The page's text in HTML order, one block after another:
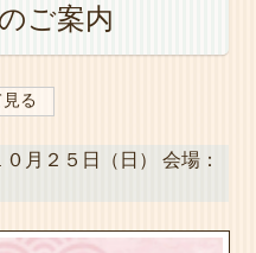
ご案内
見る
月２５日（日） 会場：